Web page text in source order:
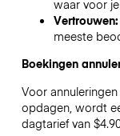
waar voor
Vertrouwen:
meeste
Boekingen
Voor
opdagen, wordt
dagtarief van